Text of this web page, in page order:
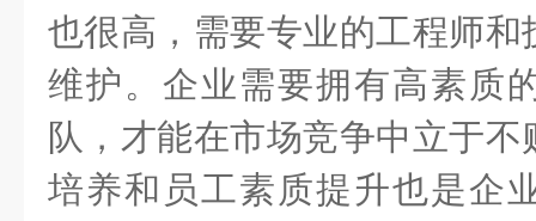
也很高，需要专业的工程师
维护。企业需要拥有高素质
队，才能在市场竞争中立于
培养和员工素质提升也是企